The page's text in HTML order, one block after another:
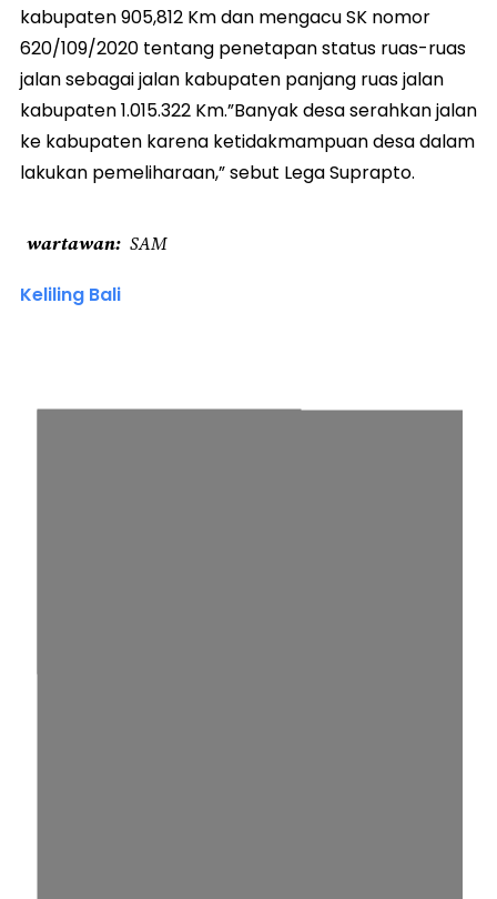
kabupaten 905,812 Km dan mengacu SK nomor
620/109/2020 tentang penetapan status ruas-ruas
jalan sebagai jalan kabupaten panjang ruas jalan
kabupaten 1.015.322 Km.”Banyak desa serahkan jalan
ke kabupaten karena ketidakmampuan desa dalam
lakukan pemeliharaan,” sebut Lega Suprapto.
wartawan SAM
Keliling Bali